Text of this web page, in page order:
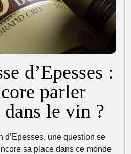
d’Epesses :
parler
dans le vin ?
d’Epesses, une question se
sa place dans ce monde